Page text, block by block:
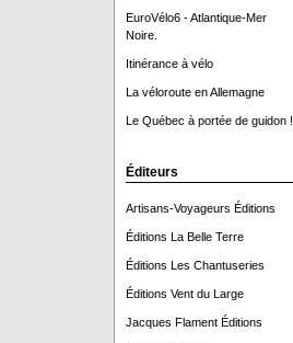
EuroVélo6 - Atlantique-Mer
Noire.
Itinérance à vélo
La véloroute en Allemagne
Le Québec à portée de guidon !
Éditeurs
Artisans-Voyageurs Éditions
Éditions La Belle Terre
Éditions Les Chantuseries
Éditions Vent du Large
Jacques Flament Éditions